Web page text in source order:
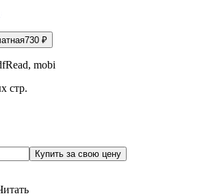
730 ₽
mobi
стр.
Купить за свою цену